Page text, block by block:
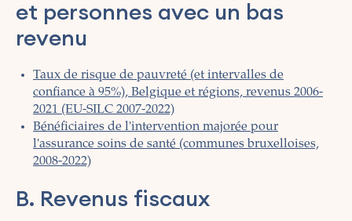
et personnes avec un bas
revenu
Taux de risque de pauvreté (et intervalles de
confiance à 95%), Belgique et régions, revenus 2006-
2021 (EU-SILC 2007-2022)
Bénéficiaires de l'intervention majorée pour
l'assurance soins de santé (communes bruxelloises,
2008-2022)
B. Revenus fiscaux